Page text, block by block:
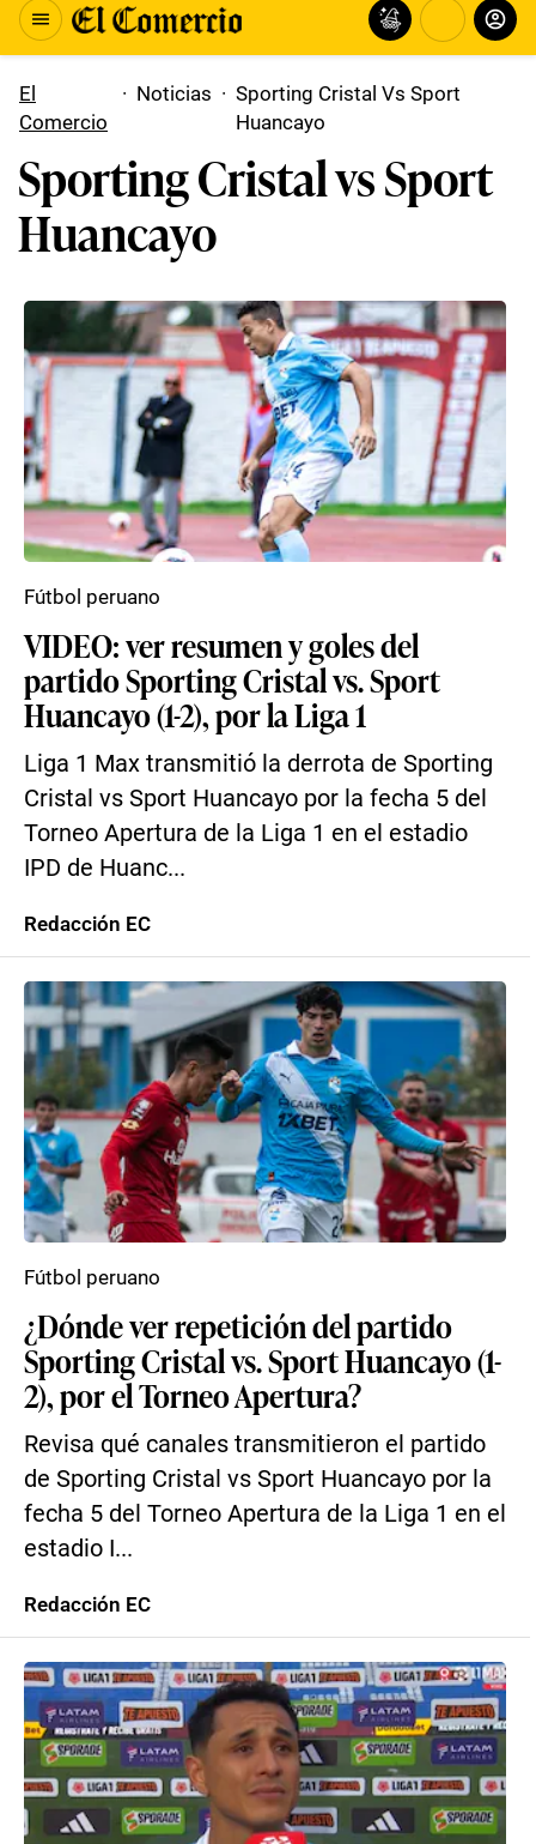
El
Comercio
· Noticias · Sporting Cristal Vs Sport
Huancayo
Sporting Cristal vs Sport
Huancayo
VIDEO: ver resumen y goles del
partido Sporting Cristal vs. Sport
Huancayo (1-2), por la Liga 1
Liga 1 Max transmitió la derrota de Sporting
Cristal vs Sport Huancayo por la fecha 5 del
Torneo Apertura de la Liga 1 en el estadio
IPD de Huanc...
Fútbol peruano
Redacción EC
¿Dónde ver repetición del partido
Sporting Cristal vs. Sport Huancayo (1-
2), por el Torneo Apertura?
Revisa qué canales transmitieron el partido
de Sporting Cristal vs Sport Huancayo por la
fecha 5 del Torneo Apertura de la Liga 1 en el
estadio I...
Fútbol peruano
Redacción EC